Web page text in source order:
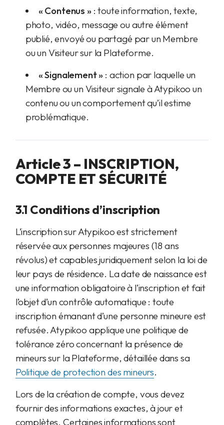
« Contenus »: toute information, texte,
photo, vidéo, message ou autre élément
publié, envoyé ou partagé par un Membre
ou un Visiteur sur la Plateforme.
« Signalement » : action par laquelle un
Membre ou un Visiteur signale à Atypikoo un
contenu ou un comportement qu’il estime
problématique.
Article 3 – INSCRIPTION,
COMPTE ET SÉCURITÉ
3.1 Conditions d’inscription
L’inscription sur Atypikoo est strictement
réservée aux personnes majeures (18 ans
révolus) et capables juridiquement selon la loi de
leur pays de résidence. La date de naissance est
une information obligatoire à l’inscription et fait
l’objet d’un contrôle automatique : toute
inscription émanant d’une personne mineure est
refusée. Atypikoo applique une politique de
tolérance zéro concernant la présence de
mineurs sur la Plateforme, détaillée dans sa
Politique de protection des mineurs.
Lors de la création de compte, vous devez
fournir des informations exactes, à jour et
complètes. Certaines informations sont